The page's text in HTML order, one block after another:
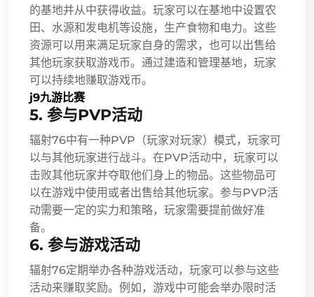
的基地并从中获得收益。玩家可以在基地中设置农
田、水源和发电机等设施，生产食物和电力。这些
资源可以用来满足玩家自身的需求，也可以出售给
其他玩家获取游戏币。通过建造和管理基地，玩家
可以持续地赚取游戏币。
j9九游比赛
5. 参与PVP活动
辐射76中有一种PVP（玩家对玩家）模式，玩家可
以与其他玩家进行战斗。在PVP活动中，玩家可以
击败其他玩家并夺取他们身上的物品。这些物品可
以在游戏中使用或者出售给其他玩家。参与PVP活
动需要一定的实力和策略，玩家需要提前做好准
备。
6. 参与游戏活动
辐射76定期举办各种游戏活动，玩家可以参与这些
活动来赚取奖励。例如，游戏中可能会举办限时活